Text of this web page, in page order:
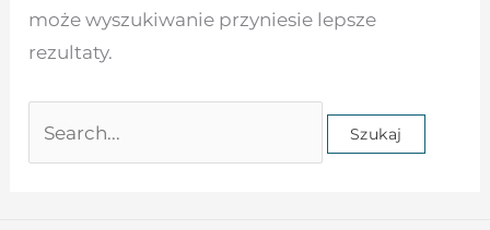
może wyszukiwanie przyniesie lepsze
rezultaty.